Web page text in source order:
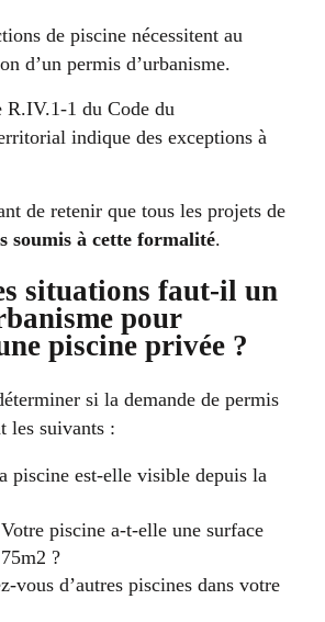
de piscine nécessitent au
d’un permis d’urbanisme.
R.IV.1-1 du Code du
indique des exceptions à
de retenir que tous les projets de
soumis à cette formalité.
situations faut-il un
pour
piscine privée ?
si la demande de permis
les suivants :
piscine est-elle visible depuis la
piscine a-t-elle une surface
?
vous d’autres piscines dans votre